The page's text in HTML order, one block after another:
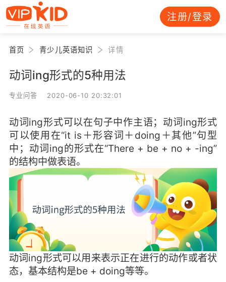
注册/登录
首页 青少儿英语知识 详情
动词ing形式的5种用法
专业问答 2020-06-10 20:32:01
动词ing形式可以在句子中作主语；动词ing形式
可以使用在“it is＋形容词＋doing＋其他”句型
中；动词ing的形式在“There + be + no + -ing”
的结构中做表语。
动词ing形式可以用来表示正在进行的动作或者状
态，基本结构是be + doing等等。